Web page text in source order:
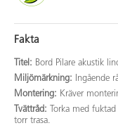
Fakta
Titel: Bord Pilare akustik
Miljömärkning:
Ingående
Montering: Kräver
Tvättråd:
Torka med
torr trasa.